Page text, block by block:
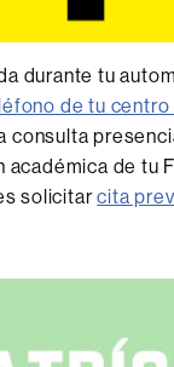
durante tu
de tu centro
consulta
de tu
solicitarcita